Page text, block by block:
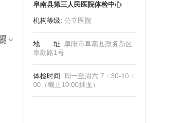
阜南县第三人民医院体检中心
机构等级: 公立医院
地址: 阜阳市阜南县政务新区
阜勤路1号
体检时间: 周一至周六 7：30-10：
00（截止10:00抽血）